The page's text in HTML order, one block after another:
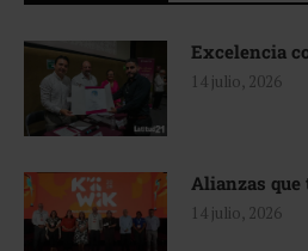
Excelencia
14 julio, 2026
Alianzas que
14 julio, 2026